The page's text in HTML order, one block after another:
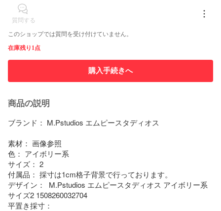
質問する
このショップでは質問を受け付けていません。
在庫残り1点
購入手続きへ
商品の説明
ブランド： M.Pstudios エムピースタディオス
素材： 画像参照
色： アイボリー系
サイズ： 2
付属品： 採寸は1cm格子背景で行っております。
デザイン：  M.Pstudios エムピースタディオス アイボリー系
サイズ2 1508260032704
平置き採寸：